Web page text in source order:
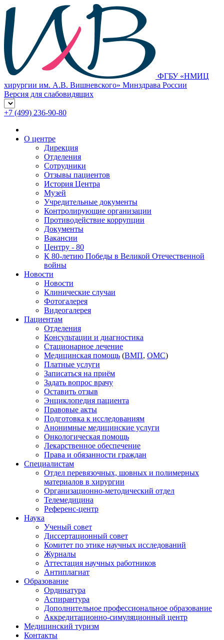
ФГБУ «НМИЦ
хирургии им. А.В. Вишневского» Минздрава России
Версия для слабовидящих
+7 (499) 236-90-80
О центре
Дирекция
Отделения
Сотрудники
Отзывы пациентов
История Центра
Музей
Учредительные документы
Контролирующие организации
Противодействие коррупции
Документы
Вакансии
Центру - 80
К 80-летию Победы в Великой Отечественной
войны
Новости
Новости
Клинические случаи
Фотогалерея
Видеогалерея
Пациентам
Отделения
Консультации и диагностика
Стационарное лечение
Медицинская помощь (ВМП, ОМС)
Платные услуги
Записаться на приём
Задать вопрос врачу
Оставить отзыв
Энциклопедия пациента
Правовые акты
Подготовка к исследованиям
Анонимные медицинские услуги
Онкологическая помощь
Лекарственное обеспечение
Права и обязанности граждан
Специалистам
Отдел перевязочных, шовных и полимерных
материалов в хирургии
Организационно-методический отдел
Телемедицина
Референс-центр
Наука
Ученый совет
Диссертационный совет
Комитет по этике научных исследований
Журналы
Аттестация научных работников
Антиплагиат
Образование
Ординатура
Аспирантура
Дополнительное профессиональное образование
Аккредитационно-симуляционный центр
Медицинский туризм
Контакты